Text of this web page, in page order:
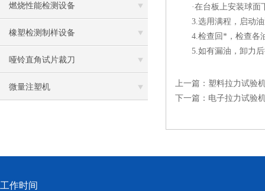
燃烧性能检测设备
橡塑检测制样设备
哑铃直角试片裁刀
微量注塑机
·在台板上安装球面下
3.选用满程，启动油
4.检查回*，检查各
5.如有漏油，卸力后
上一篇： 塑料拉力试验
下一篇： 电子拉力试验
工作时间